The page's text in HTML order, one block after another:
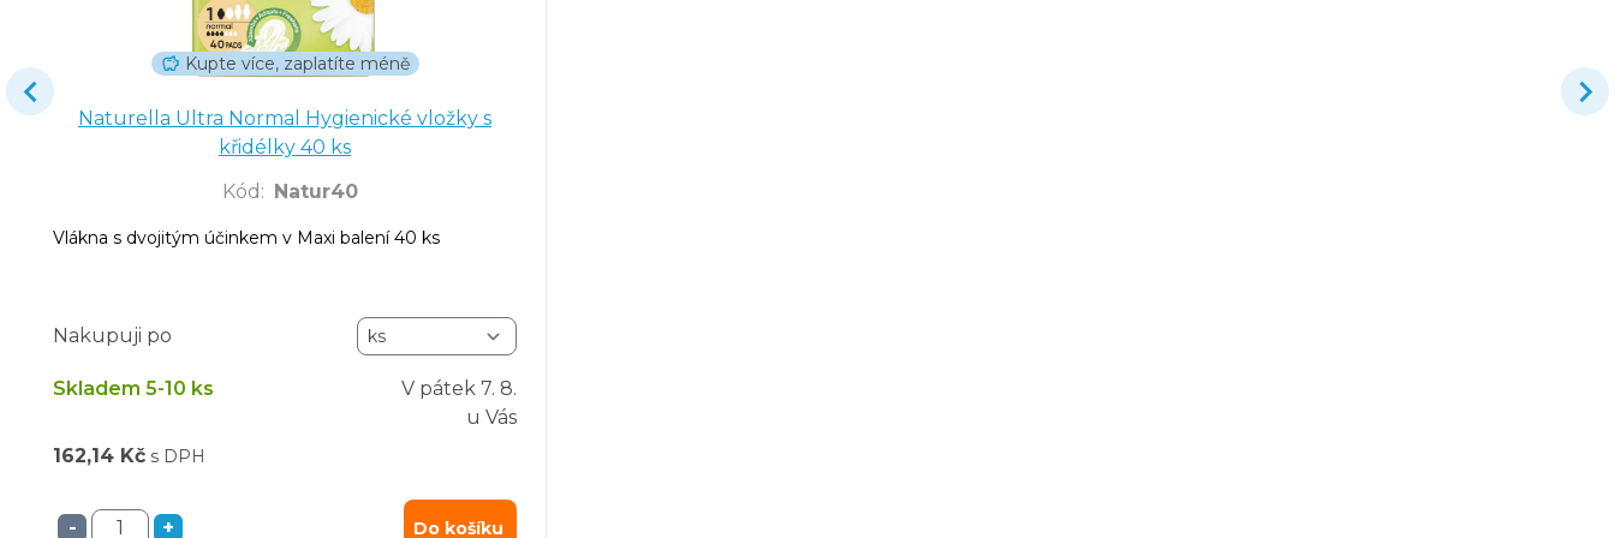
Kupte více, zaplatíte méně
Naturella Ultra Normal Hygienické vložky s
křidélky 40 ks
Kód : Natur40
Vlákna s dvojitým účinkem v Maxi balení 40 ks
Nakupuji po
Skladem 5-10 ks V pátek 7. 8.
u Vás
162,14 Kč s DPH
- + Do košíku